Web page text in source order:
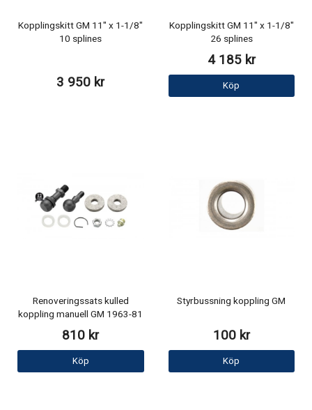
Kopplingskitt GM 11" x 1-1/8"
10 splines
3 950 kr
Kopplingskitt GM 11" x 1-1/8"
26 splines
4 185 kr
Köp
Renoveringssats kulled
koppling manuell GM 1963-81
810 kr
Köp
Styrbussning koppling GM
100 kr
Köp